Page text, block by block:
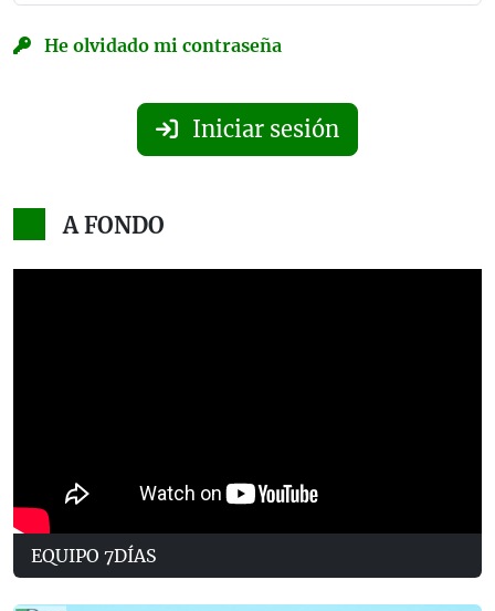
He olvidado mi contraseña
Iniciar sesión
A FONDO
EQUIPO 7DÍAS